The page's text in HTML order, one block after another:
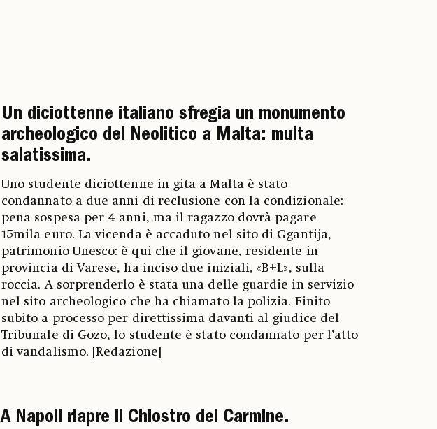
Un diciottenne italiano sfregia un monumento
archeologico del Neolitico a Malta: multa
salatissima.
Uno studente diciottenne in gita a Malta è stato
condannato a due anni di reclusione con la condizionale:
pena sospesa per 4 anni, ma il ragazzo dovrà pagare
15mila euro. La vicenda è accaduto nel sito di Ggantija,
patrimonio Unesco: è qui che il giovane, residente in
provincia di Varese, ha inciso due iniziali, «B+L», sulla
roccia. A sorprenderlo è stata una delle guardie in servizio
nel sito archeologico che ha chiamato la polizia. Finito
subito a processo per direttissima davanti al giudice del
Tribunale di Gozo, lo studente è stato condannato per l’atto
di vandalismo. [Redazione]
A Napoli riapre il Chiostro del Carmine.